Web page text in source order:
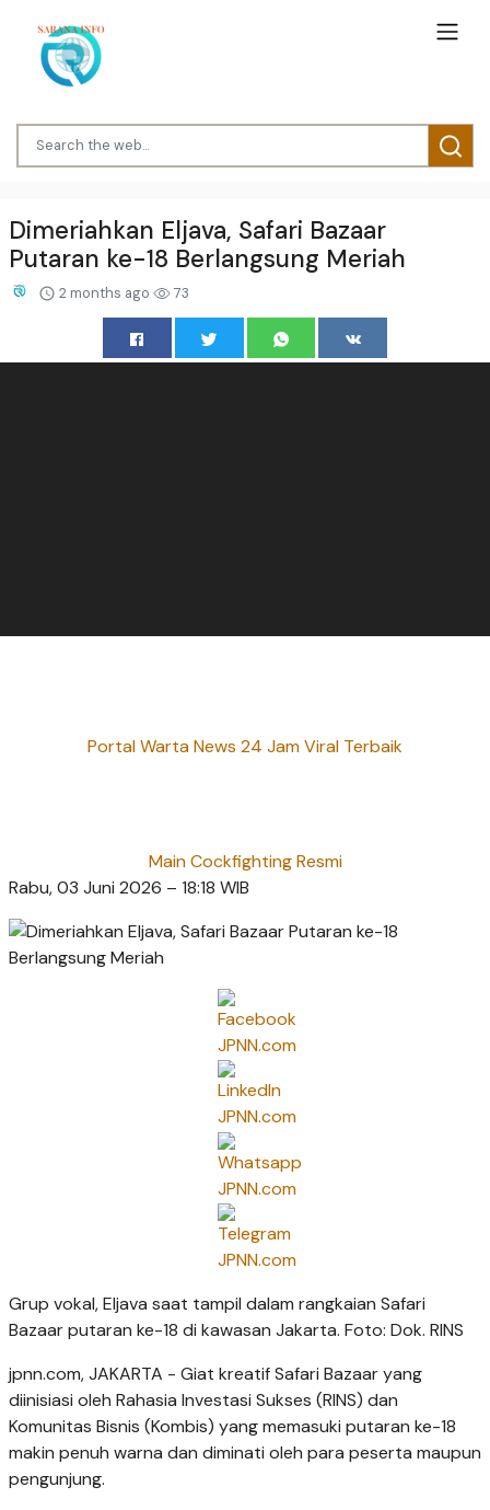
Dimeriahkan Eljava, Safari Bazaar
Putaran ke-18 Berlangsung Meriah
2 months ago 73
Portal Warta News 24 Jam Viral Terbaik
Main Cockfighting Resmi
Rabu, 03 Juni 2026 – 18:18 WIB
Grup vokal, Eljava saat tampil dalam rangkaian Safari
Bazaar putaran ke-18 di kawasan Jakarta. Foto: Dok. RINS
jpnn.com, JAKARTA - Giat kreatif Safari Bazaar yang
diinisiasi oleh Rahasia Investasi Sukses (RINS) dan
Komunitas Bisnis (Kombis) yang memasuki putaran ke-18
makin penuh warna dan diminati oleh para peserta maupun
pengunjung.